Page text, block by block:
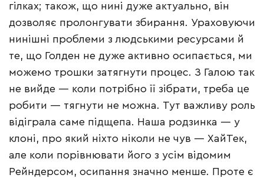
гілках; також, що нині дуже актуально, він
дозволяє пролонгувати збирання. Ураховуючи
нинішні проблеми з людськими ресурсами й
те, що Голден не дуже активно осипається, ми
можемо трошки затягнути процес. З Галою так
не вийде — коли потрібно її зібрати, треба це
робити — тягнути не можна. Тут важливу роль
відіграла саме підщепа. Наша родзинка — у
клоні, про який ніхто ніколи не чув — ХайТек,
але коли порівнювати його з усім відомим
Рейндерсом, осипання значно менше. Проте є